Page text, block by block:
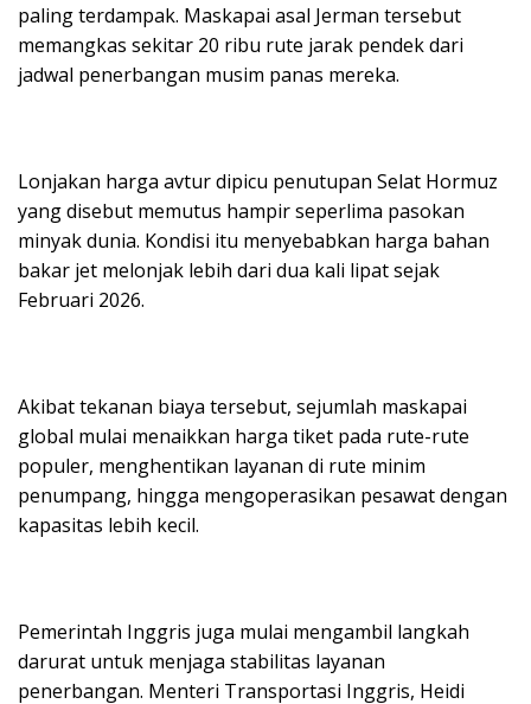
paling terdampak. Maskapai asal Jerman tersebut
memangkas sekitar 20 ribu rute jarak pendek dari
jadwal penerbangan musim panas mereka.
Lonjakan harga avtur dipicu penutupan Selat Hormuz
yang disebut memutus hampir seperlima pasokan
minyak dunia. Kondisi itu menyebabkan harga bahan
bakar jet melonjak lebih dari dua kali lipat sejak
Februari 2026.
Akibat tekanan biaya tersebut, sejumlah maskapai
global mulai menaikkan harga tiket pada rute-rute
populer, menghentikan layanan di rute minim
penumpang, hingga mengoperasikan pesawat dengan
kapasitas lebih kecil.
Pemerintah Inggris juga mulai mengambil langkah
darurat untuk menjaga stabilitas layanan
penerbangan. Menteri Transportasi Inggris, Heidi